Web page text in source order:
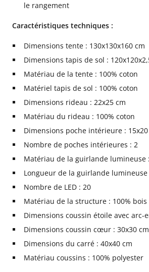
le rangement
Caractéristiques techniques :
Dimensions tente : 130x130x160 cm
Dimensions tapis de sol :
Matériau de la tente : 100% coton
Matériel tapis de sol : 100% coton
Dimensions rideau : 22x25 cm
Matériau du rideau : 100% coton
Dimensions poche intérieure :
Nombre de poches intérieures : 2
Matériau de la guirlande lumineuse
Longueur de la guirlande lumineuse
Nombre de LED : 20
Matériau de la structure : 100%
Dimensions coussin étoile avec arc-
Dimensions coussin cœur : 30x30 cm
Dimensions du carré : 40x40 cm
Matériau coussins : 100% polyester